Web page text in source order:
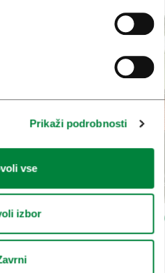
Prikaži podrobnosti
vse
izbor
1